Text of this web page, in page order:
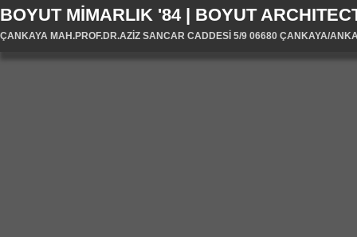
BOYUT MİMARLIK '84 | BOYUT
ÇANKAYA MAH.PROF.DR.AZİZ SANCAR CADDESİ 5/9 06680 ÇANKAYA/